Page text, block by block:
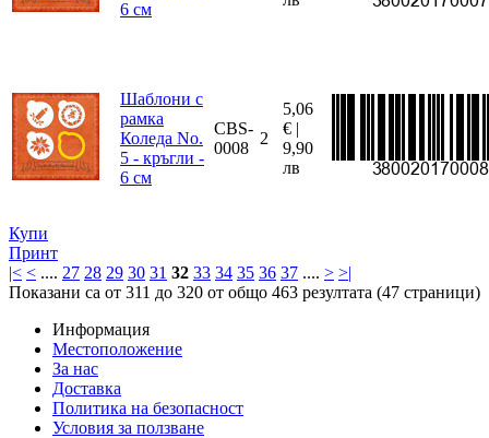
6 см
Шаблони с
рамка
Коледа No.
5 - кръгли -
6 см
CBS-
0008
2
5,06
€ |
9,90
лв
Купи
Принт
|< < .... 27 28 29 30 31 32 33 34 35 36 37 .... > >|
Показани са от 311 до 320 от общо 463 резултата (47 страници)
Информация
Местоположение
За нас
Доставка
Политика на безопасност
Условия за ползване